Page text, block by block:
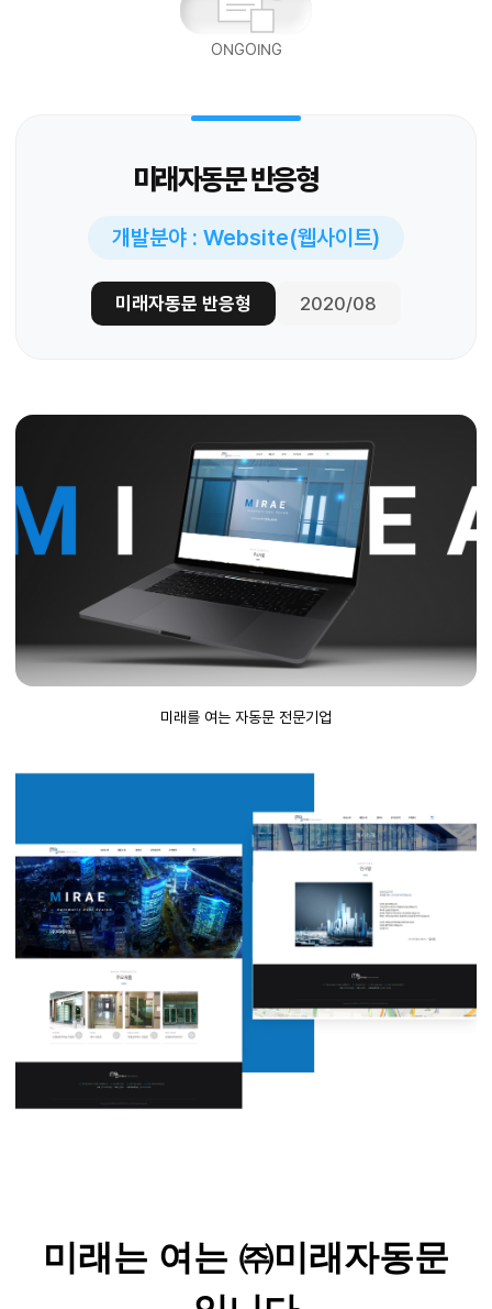
ONGOING
미래자동문 반응형
개발분야 : Website(웹사이트)
미래자동문 반응형 2020/08
미래를 여는 자동문 전문기업
미래는 여는 ㈜미래자동문